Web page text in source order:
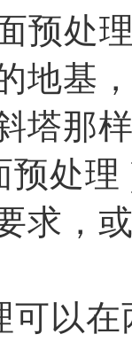
预处
地基
塔那
预处
求，
以在